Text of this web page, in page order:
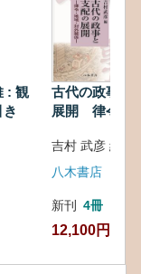
: 観
古代の政事と
展開 律令・
吉村 武彦 編集
八木書店
新刊 4冊
12,100円